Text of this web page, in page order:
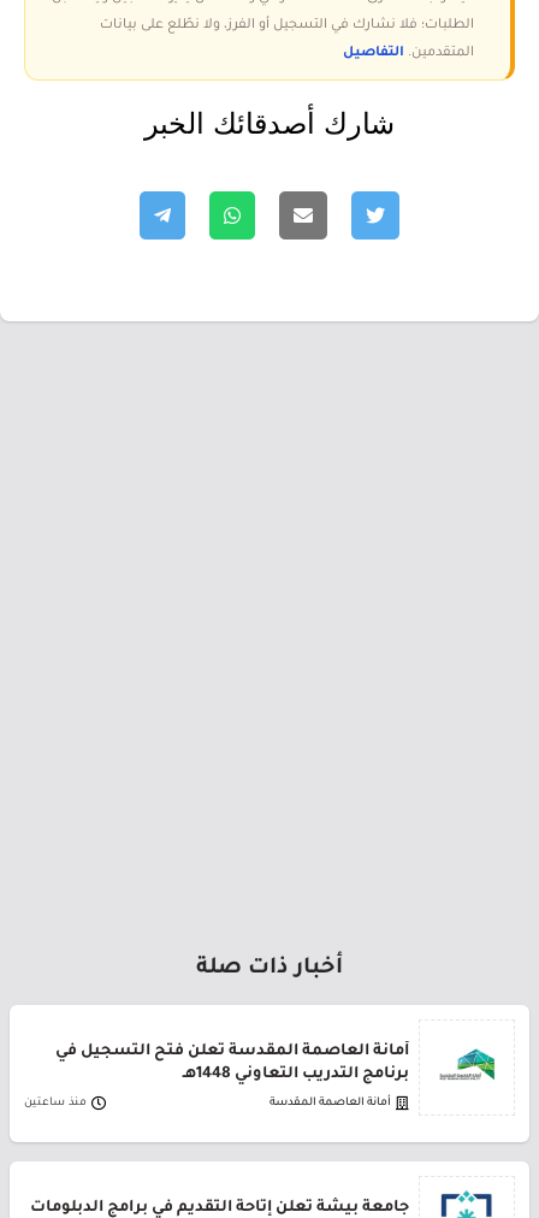
الطلبات؛ فلا نشارك في التسجيل أو الفرز، ولا نطّلع على بيانات
المتقدمين. التفاصيل
شارك أصدقائك الخبر
أخبار ذات صلة
أمانة العاصمة المقدسة تعلن فتح التسجيل في
برنامج التدريب التعاوني 1448هـ
أمانة العاصمة المقدسة منذ ساعتين
جامعة بيشة تعلن إتاحة التقديم في برامج الدبلومات